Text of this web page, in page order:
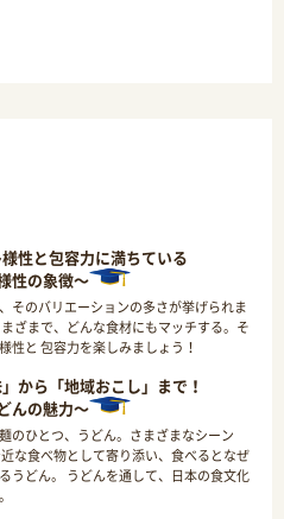
性と包容力に満ちている
性の象徴～
そのバリエーションの多さが挙げられま
ざまで、どんな食材にもマッチする。そ
性と 包容力を楽しみましょう！
」から「地域おこし」まで！
んの魅力～
のひとつ、うどん。さまざまなシーン
な食べ物として寄り添い、食べるとなぜ
うどん。 うどんを通して、日本の食文化